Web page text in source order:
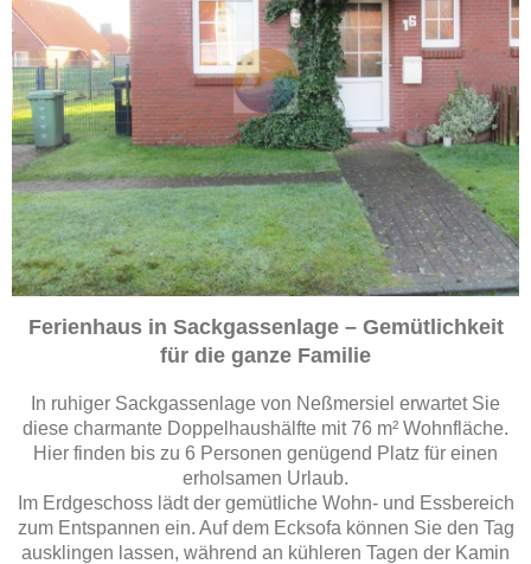
Ferienhaus in Sackgassenlage – Gemütlichkeit
für die ganze Familie
In ruhiger Sackgassenlage von Neßmersiel erwartet Sie
diese charmante Doppelhaushälfte mit 76 m² Wohnfläche.
Hier finden bis zu 6 Personen genügend Platz für einen
erholsamen Urlaub.
Im Erdgeschoss lädt der gemütliche Wohn- und Essbereich
zum Entspannen ein. Auf dem Ecksofa können Sie den Tag
ausklingen lassen, während an kühleren Tagen der Kamin